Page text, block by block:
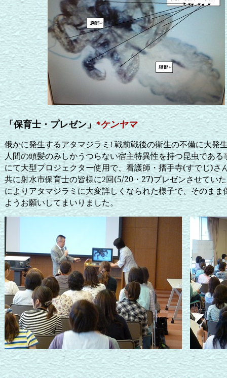
「保育士・プレゼン」 *ケンヤマ
俄かに発生するアタマジラミ!戦前戦後の衛生の不備に大発
人間の頭髪のみしかうつらない宿主特異性を持つ昆虫であ
にて大型プロジェクター使用で、看護師・摺手寺(すでじ)さ
共に射水市保育士の皆様に2回(5/20・27)プレゼンさせてい
によりアタマジラミに大変詳しくなられた様子で、そのま
ようお願いしてまいりました。